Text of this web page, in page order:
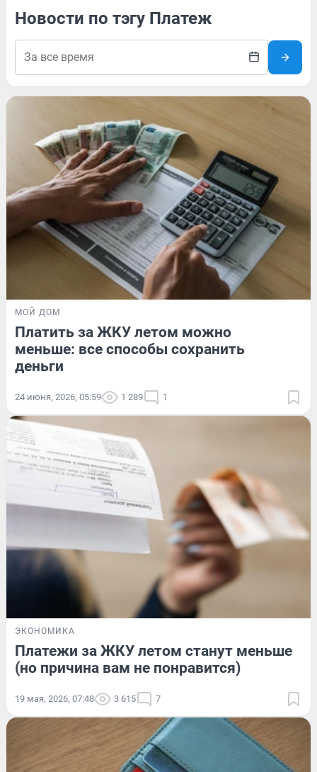
Новости по тэгу Платеж
МОЙ ДОМ
Платить за ЖКУ летом можно
меньше: все способы сохранить
деньги
24 июня, 2026, 05:59 1 289 1
ЭКОНОМИКА
Платежи за ЖКУ летом станут меньше
(но причина вам не понравится)
19 мая, 2026, 07:48 3 615 7